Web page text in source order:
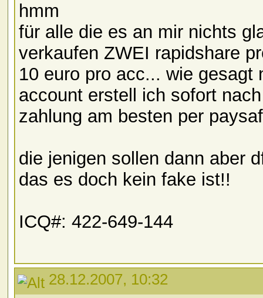
hmm
für alle die es an mir nichts
verkaufen ZWEI rapidshare
10 euro pro acc... wie gesagt
account erstell ich sofort
zahlung am besten per
die jenigen sollen dann aber
das es doch kein fake ist!!
ICQ#: 422-649-144
28.12.2007, 10:32